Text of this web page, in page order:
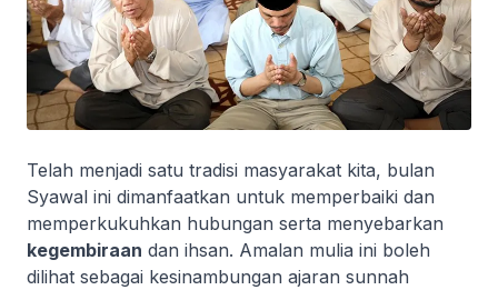
Telah menjadi satu tradisi masyarakat kita, bulan
Syawal ini dimanfaatkan untuk memperbaiki dan
memperkukuhkan hubungan serta menyebarkan
kegembiraan dan ihsan. Amalan mulia ini boleh
dilihat sebagai kesinambungan ajaran sunnah